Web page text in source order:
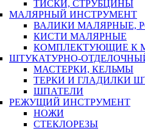
ТИСКИ, СТРУБЦИНЫ
МАЛЯРНЫЙ ИНСТРУМЕНТ
ВАЛИКИ МАЛЯРНЫЕ,
КИСТИ МАЛЯРНЫЕ
КОМПЛЕКТУЮЩИЕ К
ШТУКАТУРНО-
МАСТЕРКИ, КЕЛЬМЫ
ТЕРКИ И ГЛАДИЛКИ
ШПАТЕЛИ
РЕЖУЩИЙ ИНСТРУМЕНТ
НОЖИ
СТЕКЛОРЕЗЫ